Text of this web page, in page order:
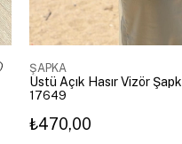
ŞAPKA
Üstü Açık Hasır Vizör
17649
₺470,00